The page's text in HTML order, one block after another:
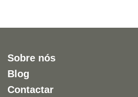
Sobre nós
Blog
Contactar